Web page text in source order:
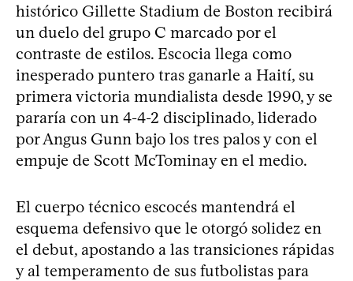
histórico Gillette Stadium de Boston recibirá
un duelo del grupo C marcado por el
contraste de estilos. Escocia llega como
inesperado puntero tras ganarle a Haití, su
primera victoria mundialista desde 1990, y se
pararía con un 4-4-2 disciplinado, liderado
por Angus Gunn bajo los tres palos y con el
empuje de Scott McTominay en el medio.
El cuerpo técnico escocés mantendrá el
esquema defensivo que le otorgó solidez en
el debut, apostando a las transiciones rápidas
y al temperamento de sus futbolistas para